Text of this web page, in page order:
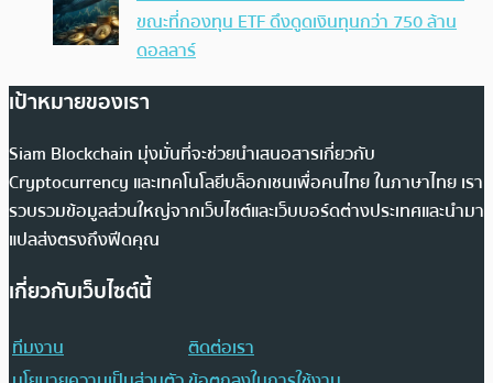
ขณะที่กองทุน ETF ดึงดูดเงินทุนกว่า 750 ล้าน
ดอลลาร์
เป้าหมายของเรา
Siam Blockchain มุ่งมั่นที่จะช่วยนำเสนอสารเกี่ยวกับ
Cryptocurrency และเทคโนโลยีบล็อกเชนเพื่อคนไทย ในภาษาไทย เรา
รวบรวมข้อมูลส่วนใหญ่จากเว็บไซต์และเว็บบอร์ดต่างประเทศและนำมา
แปลส่งตรงถึงฟีดคุณ
เกี่ยวกับเว็บไซต์นี้
ทีมงาน
ติดต่อเรา